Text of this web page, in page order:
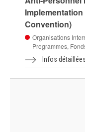
Convention)
Organisations
Programmes,
Infos détaillées